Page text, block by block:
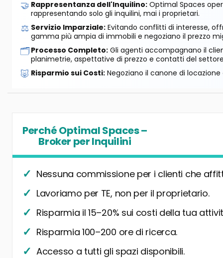
🤝 Rappresentanza dell'Inquilino: Optimal Spaces
rappresentando solo gli inquilini, mai i proprietari.
⚖️ Servizio Imparziale: Evitando conflitti di interesse,
gamma più ampia di immobili e negoziano il prezzo
🗂️Processo Completo: Gli agenti accompagnano il
planimetrie, aspettative di prezzo e contatti del
🐷 Risparmio sui Costi: Negoziano il canone di
Perché Optimal Spaces –
Broker per Inquilini
Nessuna commissione per i clienti che
Lavoriamo per TE, non per il proprietario.
Risparmia il 15–20% sui costi della tua
Risparmia 100–200 ore di ricerca.
Accesso a tutti gli spazi disponibili.